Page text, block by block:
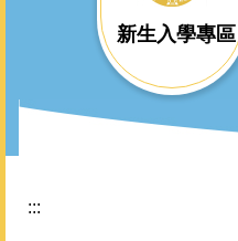
新生入學專區
:::